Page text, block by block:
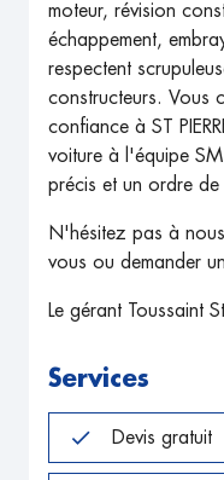
moteur, révision
échappement,
respectent
constructeurs. Vous
confiance à ST
voiture à l'équipe
précis et un ordre
N'hésitez pas à
vous ou demander
Le gérant Toussaint
Services
Devis gratuit